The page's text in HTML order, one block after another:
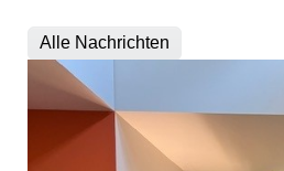
Alle Nachrichten